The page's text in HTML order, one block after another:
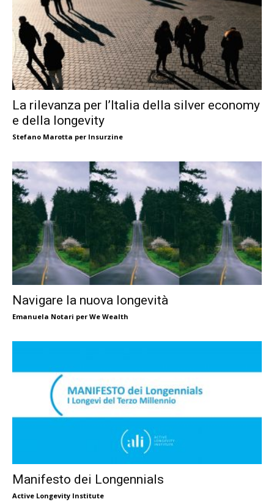
La rilevanza per l’Italia della silver economy
e della longevity
Stefano Marotta per Insurzine
Navigare la nuova longevità
Emanuela Notari per We Wealth
Manifesto dei Longennials
Active Longevity Institute